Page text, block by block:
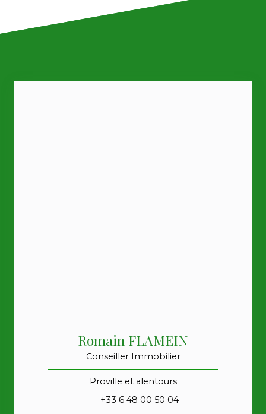
Romain FLAMEIN
Conseiller Immobilier
Proville et alentours
+33 6 48 00 50 04